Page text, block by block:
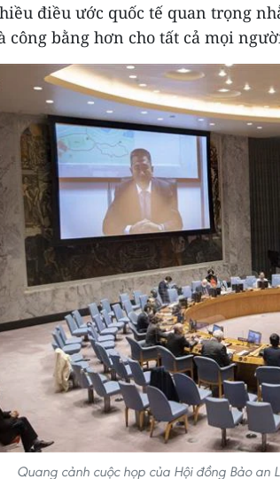
điều ước quốc tế quan trọng
công bằng hơn cho tất cả mọi
Quang cảnh cuộc họp của Hội đồng Bảo an